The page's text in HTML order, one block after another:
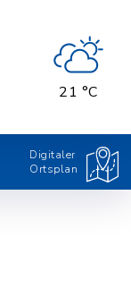
21 °C
Digitaler
Ortsplan